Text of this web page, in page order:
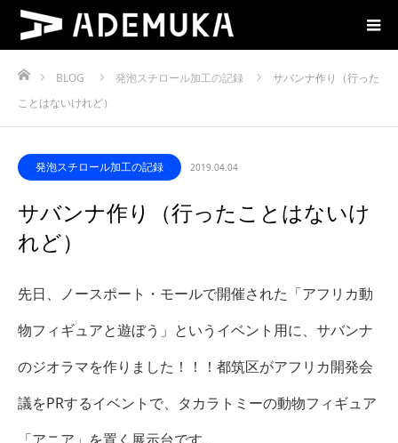
ホーム
BLOG 発泡スチロール加工の記録
サバンナ作り（行った
ことはないけれど）
発泡スチロール加工の記録 2019.04.04
サバンナ作り（行ったことはないけ
れど）
先日、ノースポート・モールで開催された「アフリカ動
物フィギュアと遊ぼう」というイベント用に、サバンナ
のジオラマを作りました！！！ 都筑区がアフリカ開発会
議をPRするイベントで、タカラトミーの動物フィギュア